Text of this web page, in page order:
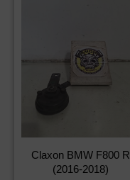
Claxon BMW F800 R
(2016-2018)